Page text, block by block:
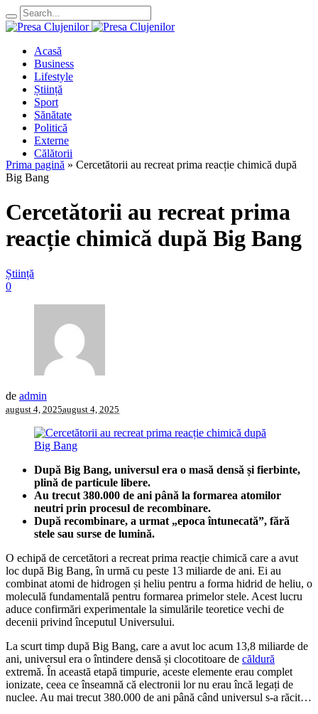
Acasă
Business
Lifestyle
Știință
Sport
Sănătate
Politică
Externe
Călătorii
Prima pagină » Cercetătorii au recreat prima reacție chimică după
Big Bang
Cercetătorii au recreat prima
reacție chimică după Big Bang
Știință
0
de admin
august 4, 2025august 4, 2025
După Big Bang, universul era o masă densă și fierbinte,
plină de particule libere.
Au trecut 380.000 de ani până la formarea atomilor
neutri prin procesul de recombinare.
După recombinare, a urmat „epoca întunecată”, fără
stele sau surse de lumină.
O echipă de cercetători a recreat prima reacție chimică care a avut
loc după Big Bang, în urmă cu peste 13 miliarde de ani. Ei au
combinat atomi de hidrogen și heliu pentru a forma hidrid de heliu, o
moleculă fundamentală pentru formarea primelor stele. Acest lucru
aduce confirmări experimentale la simulările teoretice vechi de
decenii privind începutul Universului.
La scurt timp după Big Bang, care a avut loc acum 13,8 miliarde de
ani, universul era o întindere densă și clocotitoare de căldură
extremă. În această etapă timpurie, aceste elemente erau complet
ionizate, ceea ce înseamnă că electronii lor nu erau încă legați de
nuclee. Au mai trecut 380.000 de ani până când universul s-a răcit…